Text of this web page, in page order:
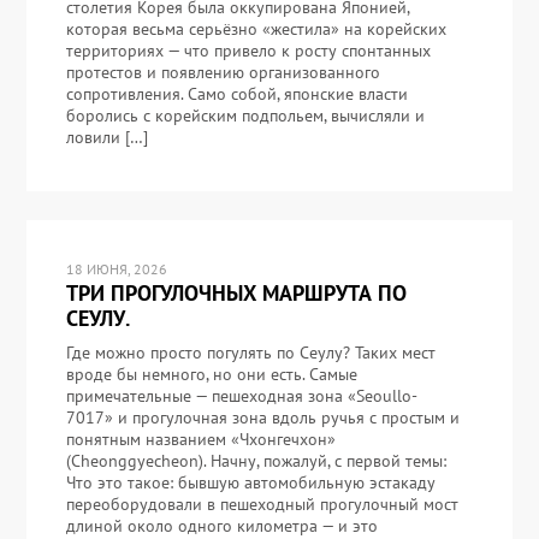
столетия Корея была оккупирована Японией,
которая весьма серьёзно «жестила» на корейских
территориях — что привело к росту спонтанных
протестов и появлению организованного
сопротивления. Само собой, японские власти
боролись с корейским подпольем, вычисляли и
ловили […]
18 ИЮНЯ, 2026
ТРИ ПРОГУЛОЧНЫХ МАРШРУТА ПО
СЕУЛУ.
Где можно просто погулять по Сеулу? Таких мест
вроде бы немного, но они есть. Самые
примечательные — пешеходная зона «Seoullo-
7017» и прогулочная зона вдоль ручья с простым и
понятным названием «Чхонгечхон»
(Cheonggyecheon). Начну, пожалуй, с первой темы:
Что это такое: бывшую автомобильную эстакаду
переоборудовали в пешеходный прогулочный мост
длиной около одного километра — и это